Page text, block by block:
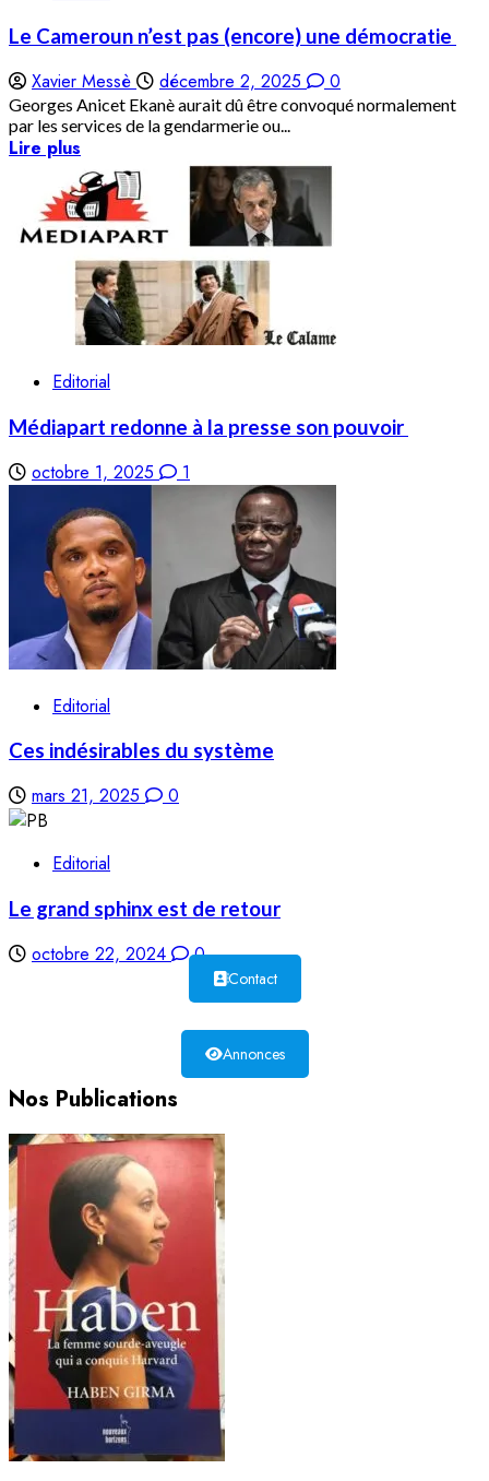
Le Cameroun n’est pas (encore) une démocratie
Xavier Messè décembre 2, 2025 0
Georges Anicet Ekanè aurait dû être convoqué normalement
par les services de la gendarmerie ou...
Lire plus
Editorial
Médiapart redonne à la presse son pouvoir
octobre 1, 2025 1
Editorial
Ces indésirables du système
mars 21, 2025 0
Editorial
Le grand sphinx est de retour
octobre 22, 2024 0
Contact
Annonces
Nos Publications